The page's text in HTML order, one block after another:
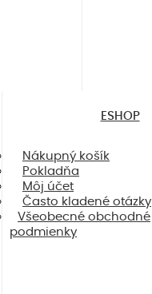
ESHOP
Nákupný košík
Pokladňa
Môj účet
Často kladené otázky
Všeobecné obchodné
podmienky